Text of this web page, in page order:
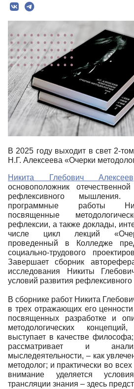
В 2025 году выходит в свет 2-
Н.Г. Алексеева «Очерки
Никита Глебович Алексеев
основоположник
рефлексивного
программные работы
посвященные
рефлексии, а также доклады,
числе цикл лекций
проведенный в Колледже
социально-трудового
Завершает сборник
исследования Никиты
условий развития
В сборнике работ Никита
в трех отражающих его
посвященных разработке и
методологических
выступает в качестве
рассматривает и
мыследеятельности, – как
методолог; и практически во
внимание уделяется
трансляции знания – здесь